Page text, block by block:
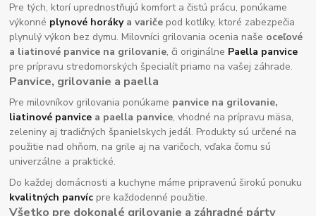
Pre tých, ktorí uprednostňujú komfort a čistú prácu, ponúkame
výkonné plynové horákya variče pod kotlíky, ktoré zabezpečia
plynulý výkon bez dymu. Milovníci grilovania ocenia naše oceľové
a liatinové panvice na grilovanie, či originálne Paella panvice
pre prípravu stredomorských špecialít priamo na vašej záhrade.
Panvice, grilovanie a paella
Pre milovníkov grilovania ponúkame panvice na grilovanie,
liatinové panvice a paella panvice, vhodné na prípravu mäsa,
zeleniny aj tradičných španielskych jedál. Produkty sú určené na
použitie nad ohňom, na grile aj na varičoch, vďaka čomu sú
univerzálne a praktické.
Do každej domácnosti a kuchyne máme pripravenú širokú ponuku
kvalitných panvíc pre každodenné použitie.
Všetko pre dokonalé grilovanie a záhradné párty